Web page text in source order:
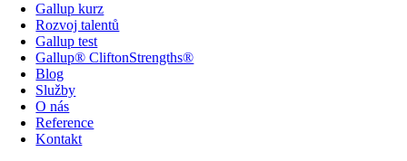
Gallup kurz
Rozvoj talentů
Gallup test
Gallup® CliftonStrengths®
Blog
Služby
O nás
Reference
Kontakt